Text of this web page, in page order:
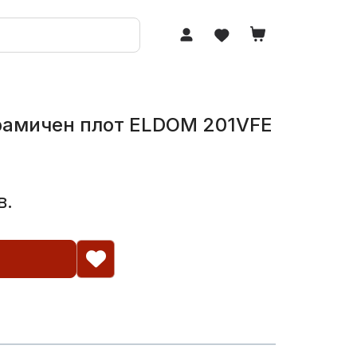
плот ELDOM 201VFE